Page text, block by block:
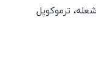
ترموکوپل